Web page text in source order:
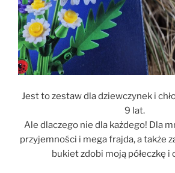
Jest to zestaw dla dziewczynek i
9 lat.
Ale dlaczego nie dla każdego! Dla
przyjemności i mega frajda, a także
bukiet zdobi moją półeczkę i